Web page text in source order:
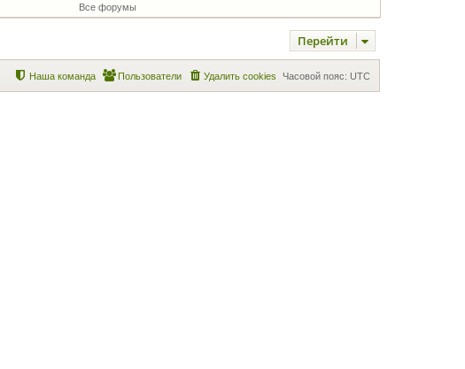
Все форумы
Перейти
Часовой пояс: UTC
Удалить cookies
Пользователи
Наша команда